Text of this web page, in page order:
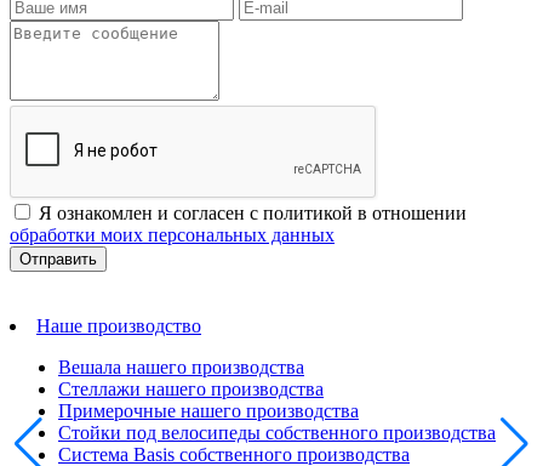
Я ознакомлен и согласен с политикой в отношении
обработки моих персональных данных
Наше производство
Вешала нашего производства
Стеллажи нашего производства
Примерочные нашего производства
Стойки под велосипеды собственного производства
Система Basis собственного производства